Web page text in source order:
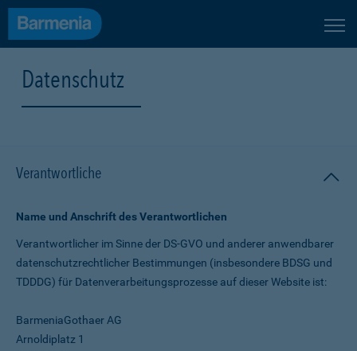
Datenschutz
Verantwortliche
Name und Anschrift des Verantwortlichen
Verantwortlicher im Sinne der DS-GVO und anderer anwendbarer
datenschutz­rechtlicher Bestimmungen (insbesondere BDSG und
TDDDG) für Daten­verarbeitungs­prozesse auf dieser Website ist:
BarmeniaGothaer AG
Arnoldiplatz 1